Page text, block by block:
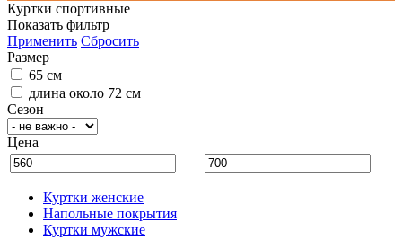
Куртки спортивные
Показать фильтр
Применить Cбросить
Размер
65 см
длина около 72 см
Сезон
Цена
—
Куртки женские
Напольные покрытия
Куртки мужские